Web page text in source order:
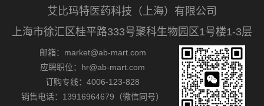
艾比玛特医药科技（上海）有限公司
上海市徐汇区桂平路333号聚科生物园区1号楼1-3层
邮箱：market@ab-mart.com
应聘职位：hr@ab-mart.com
订购专线：4006-123-828
销售电话：13916964679（微信同号）